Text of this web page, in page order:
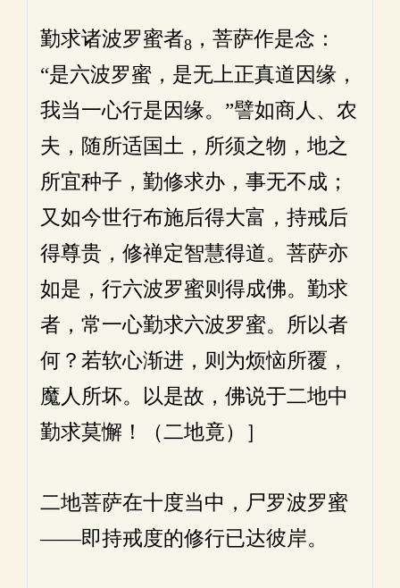
勤求诸波罗蜜者8 ，菩萨作是念：
“是六波罗蜜，是无上正真道因缘，
我当一心行是因缘。”譬如商人、农
夫，随所适国土，所须之物，地之
所宜种子，勤修求办，事无不成；
又如今世行布施后得大富，持戒后
得尊贵，修禅定智慧得道。菩萨亦
如是，行六波罗蜜则得成佛。勤求
者，常一心勤求六波罗蜜。所以者
何？若软心渐进，则为烦恼所覆，
魔人所坏。以是故，佛说于二地中
勤求莫懈！（二地竟）］
二地菩萨在十度当中，尸罗波罗蜜
——即持戒度的修行已达彼岸。